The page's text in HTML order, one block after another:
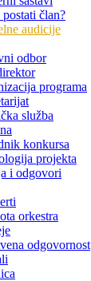
član?
audicije
odbor
programa
služba
konkursa
projekta
i odgovori
orkestra
odgovornost